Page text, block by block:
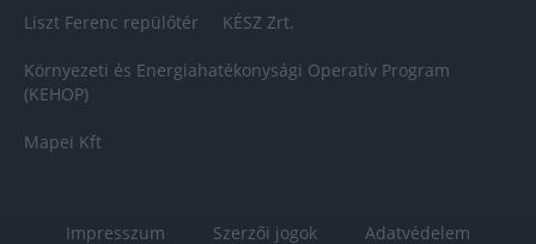
Liszt Ferenc repülőtér KÉSZ Zrt.
Környezeti és Energiahatékonysági Operatív Program
(KEHOP)
Mapei Kft
Impresszum Szerzői jogok Adatvédelem